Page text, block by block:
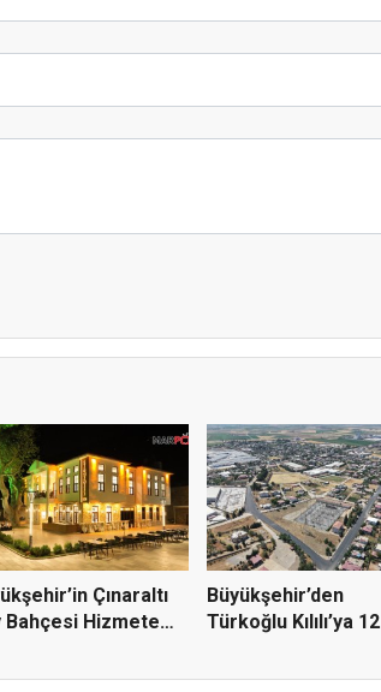
Çınaraltı
Bahçesi Hizmete
Büyükşehir’den
Türkoğlu Kılılı’ya 12